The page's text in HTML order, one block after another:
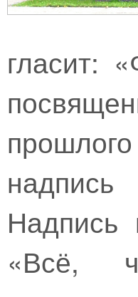
гласит:
надпись
Надпись
«Всё,